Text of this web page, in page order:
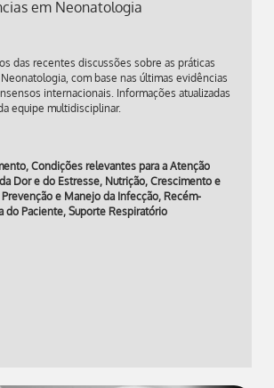
em Neonatologia
das recentes discussões sobre as práticas
com base nas últimas evidências
internacionais. Informações atualizadas
equipe multidisciplinar.
, Condições relevantes para a Atenção
Dor e do Estresse, Nutrição, Crescimento e
Prevenção e Manejo da Infecção, Recém-
do Paciente, Suporte Respiratório